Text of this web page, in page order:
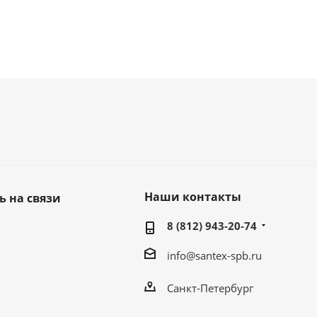
на связи Наши контакты
8 (812) 943-20-74
info@santex-spb.ru
Санкт-Петербург